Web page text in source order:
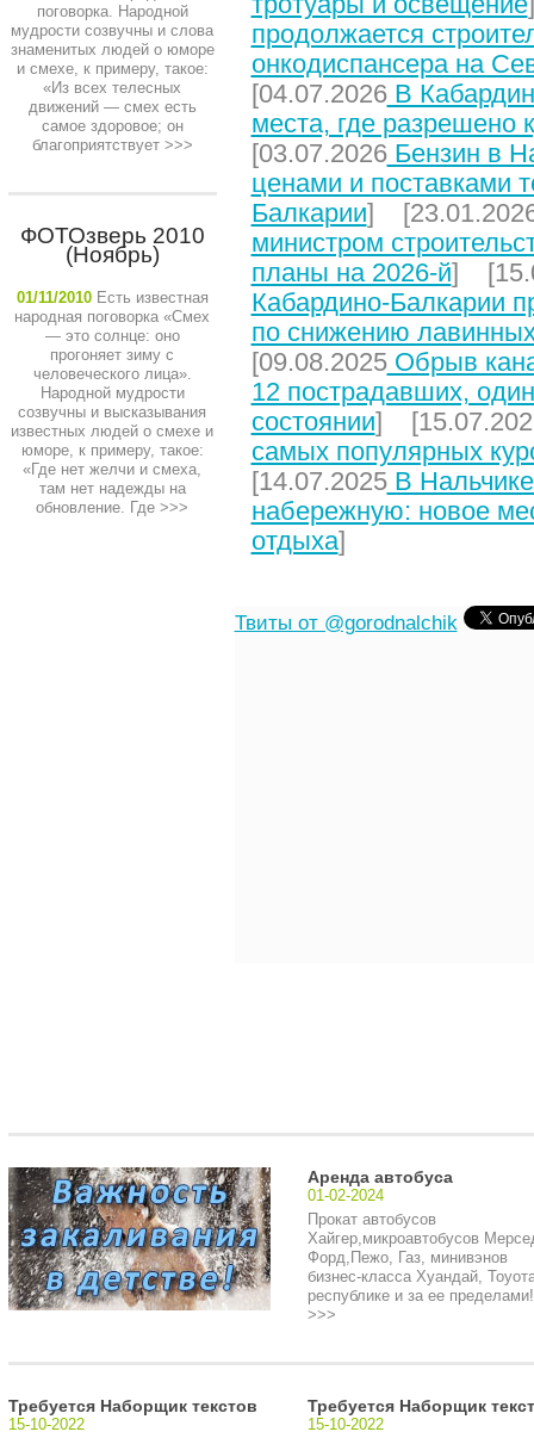
поговорка. Народной
мудрости созвучны и слова
знаменитых людей о юморе
и смехе, к примеру, такое:
«Из всех телесных
движений — смех есть
самое здоровое; он
благоприятствует>>>
ФОТОзверь 2010
(Ноябрь)
01/11/2010 Есть известная
народная поговорка «Смех
— это солнце: оно
прогоняет зиму с
человеческого лица».
Народной мудрости
созвучны и высказывания
известных людей о смехе и
юморе, к примеру, такое:
«Где нет желчи и смеха,
там нет надежды на
обновление. Где >>>
продолжается
онкодиспансера на
[04.07.2026В
места, где разрешено
[03.07.2026Бензин в
ценами и поставками
Балкарии]
министром
планы на 2026-й]
Кабардино-Балкарии
по снижению
[09.08.2025Обрыв
12 пострадавших,
состоянии]
самых популярных
[14.07.2025В
набережную: новое
отдыха]
Твиты от @gorodnalchik
Аренда автобуса
01-02-2024
Прокат автобусов
Хайгер,микроавтобусов
Форд,Пежо, Газ, минивэнов
бизнес-класса Хуандай,
республике и за ее
>>>
Требуется Наборщик текстов
15-10-2022
Требуется Наборщик
15-10-2022